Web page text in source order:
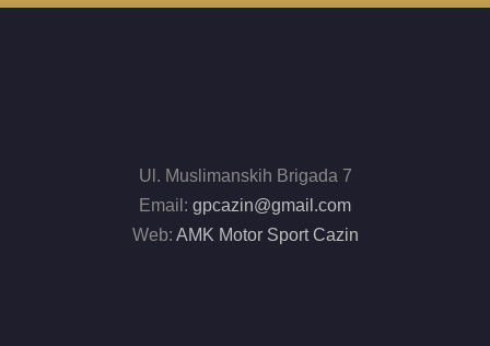
Ul. Muslimanskih Brigada 7
Email: gpcazin@gmail.com
Web: AMK Motor Sport Cazin